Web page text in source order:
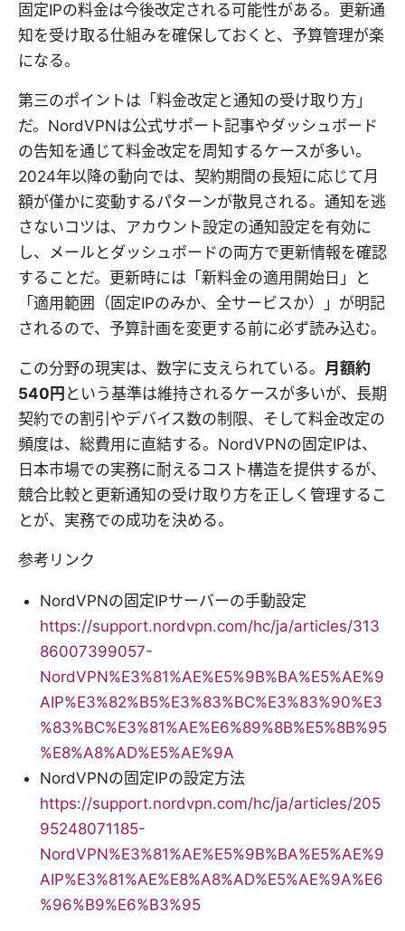
固定IPの料金は今後改定される可能性がある。更新通
知を受け取る仕組みを確保しておくと、予算管理が楽
になる。
第三のポイントは「料金改定と通知の受け取り方」
だ。NordVPNは公式サポート記事やダッシュボード
の告知を通じて料金改定を周知するケースが多い。
2024年以降の動向では、契約期間の長短に応じて月
額が僅かに変動するパターンが散見される。通知を逃
さないコツは、アカウント設定の通知設定を有効に
し、メールとダッシュボードの両方で更新情報を確認
することだ。更新時には「新料金の適用開始日」と
「適用範囲（固定IPのみか、全サービスか）」が明記
されるので、予算計画を変更する前に必ず読み込む。
この分野の現実は、数字に支えられている。 月額約
540円 という基準は維持されるケースが多いが、長期
契約での割引やデバイス数の制限、そして料金改定の
頻度は、総費用に直結する。NordVPNの固定IPは、
日本市場での実務に耐えるコスト構造を提供するが、
競合比較と更新通知の受け取り方を正しく管理するこ
とが、実務での成功を決める。
参考リンク
NordVPNの固定IPサーバーの手動設定
https://support.nordvpn.com/hc/ja/articles/313
86007399057-
NordVPN%E3%81%AE%E5%9B%BA%E5%AE%9
AIP%E3%82%B5%E3%83%BC%E3%83%90%E3
%83%BC%E3%81%AE%E6%89%8B%E5%8B%95
%E8%A8%AD%E5%AE%9A
NordVPNの固定IPの設定方法
https://support.nordvpn.com/hc/ja/articles/205
95248071185-
NordVPN%E3%81%AE%E5%9B%BA%E5%AE%9
AIP%E3%81%AE%E8%A8%AD%E5%AE%9A%E6
%96%B9%E6%B3%95